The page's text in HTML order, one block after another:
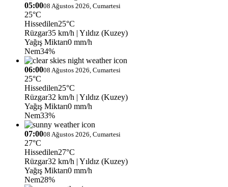
05:0008 Ağustos 2026, Cumartesi
25°C
Hissedilen25°C
Rüzgar35 km/h | Yıldız (Kuzey)
Yağış Miktarı0 mm/h
Nem34%
06:0008 Ağustos 2026, Cumartesi
25°C
Hissedilen25°C
Rüzgar32 km/h | Yıldız (Kuzey)
Yağış Miktarı0 mm/h
Nem33%
07:0008 Ağustos 2026, Cumartesi
27°C
Hissedilen27°C
Rüzgar32 km/h | Yıldız (Kuzey)
Yağış Miktarı0 mm/h
Nem28%